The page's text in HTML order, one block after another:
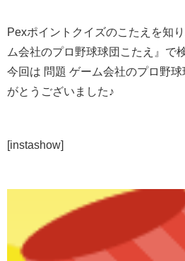
Pexポイントクイズのこたえを知
ム会社のプロ野球球団こたえ』で
今回は 問題 ゲーム会社のプロ野
がとうございました♪
[instashow]